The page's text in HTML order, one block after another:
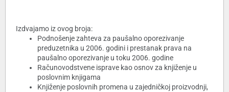
Izdvajamo iz ovog broja:
Podnošenje zahteva za paušalno oporezivanje
preduzetnika u 2006. godini i prestanak prava na
paušalno oporezivanje u toku 2006. godine
Računovodstvene isprave kao osnov za knjiženje u
poslovnim knjigama
Knjiženje poslovnih promena u zajedničkoj proizvodnji,